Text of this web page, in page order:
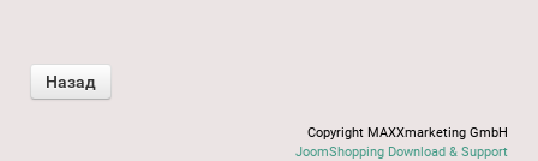
Copyright MAXXmarketing GmbH
JoomShopping Download & Support